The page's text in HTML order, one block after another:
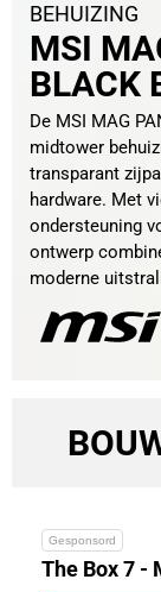
BEHUIZING
MSI
BLACK
De MSI MAG
midtower
transparant
hardware. Met
ondersteuning
ontwerp
moderne
Gesponsord
The Box 7 -